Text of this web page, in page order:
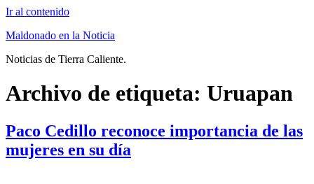
Ir al contenido
Maldonado en la Noticia
Noticias de Tierra Caliente.
Archivo de etiqueta: Uruapan
Paco Cedillo reconoce importancia de las
mujeres en su día